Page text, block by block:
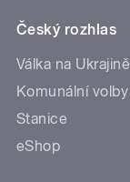
Český rozhlas
Válka na Ukrajině
Komunální volby
Stanice
eShop